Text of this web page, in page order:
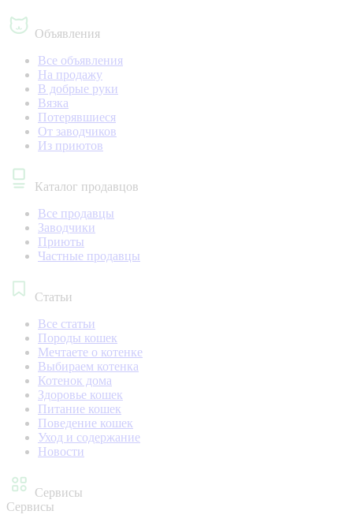
Объявления
Все объявления
На продажу
В добрые руки
Вязка
Потерявшиеся
От заводчиков
Из приютов
Каталог продавцов
Все продавцы
Заводчики
Приюты
Частные продавцы
Статьи
Все статьи
Породы кошек
Мечтаете о котенке
Выбираем котенка
Котенок дома
Здоровье кошек
Питание кошек
Поведение кошек
Уход и содержание
Новости
Сервисы
Сервисы